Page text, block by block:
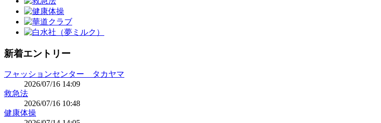
新着エントリー
フャッションセンター タカヤマ
2026/07/16 14:09
救急法
2026/07/16 10:48
健康体操